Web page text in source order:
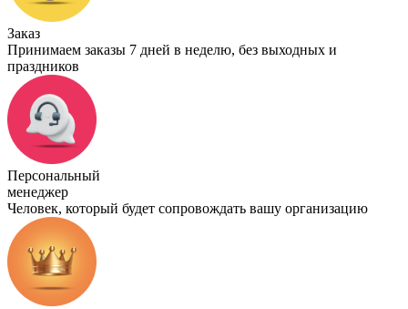
Заказ
Принимаем заказы 7 дней в неделю, без выходных и
праздников
Персональный
менеджер
Человек, который будет сопровождать вашу организацию